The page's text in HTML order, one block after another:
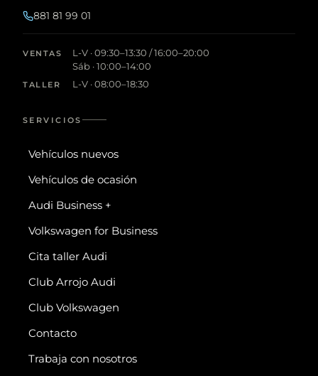
881 81 99 01
VENTAS
L-V · 09:30–13:30 / 16:00–20:00
Sáb · 10:00–14:00
TALLER L-V · 08:00–18:30
SERVICIOS
Vehículos nuevos
Vehículos de ocasión
Audi Business +
Volkswagen for Business
Cita taller Audi
Club Arrojo Audi
Club Volkswagen
Contacto
Trabaja con nosotros